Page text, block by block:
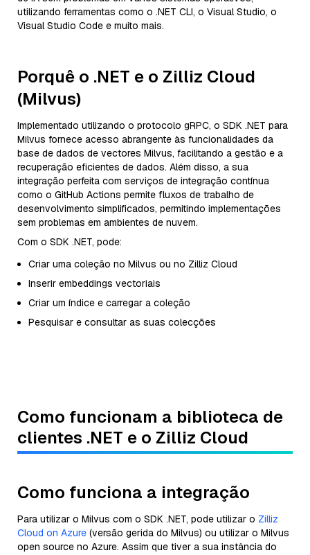
utilizando ferramentas como o .NET CLI, o Visual Studio, o
Visual Studio Code e muito mais.
Porquê o .NET e o Zilliz Cloud
(Milvus)
Implementado utilizando o protocolo gRPC, o SDK .NET para
Milvus fornece acesso abrangente às funcionalidades da
base de dados de vectores Milvus, facilitando a gestão e a
recuperação eficientes de dados. Além disso, a sua
integração perfeita com serviços de integração contínua
como o GitHub Actions permite fluxos de trabalho de
desenvolvimento simplificados, permitindo implementações
sem problemas em ambientes de nuvem.
Com o SDK .NET, pode:
Criar uma coleção no Milvus ou no Zilliz Cloud
Inserir embeddings vectoriais
Criar um índice e carregar a coleção
Pesquisar e consultar as suas colecções
Como funcionam a biblioteca de
clientes .NET e o Zilliz Cloud
Como funciona a integração
Para utilizar o Milvus com o SDK .NET, pode utilizar o Zilliz
Cloud on Azure (versão gerida do Milvus) ou utilizar o Milvus
open source no Azure. Assim que tiver a sua instância do